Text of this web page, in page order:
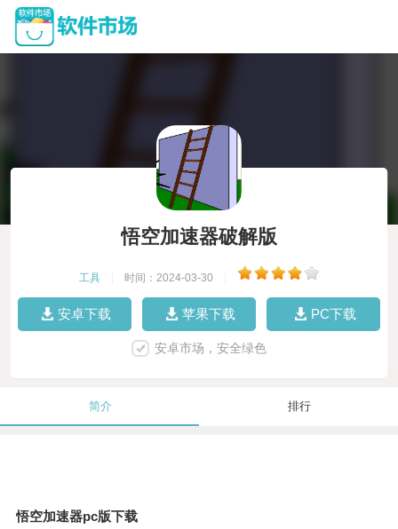
悟空加速器破解版
工具 时间：2024-03-30
安卓下载 苹果下载 PC下载
安卓市场，安全绿色
简介 排行
悟空加速器pc版下载